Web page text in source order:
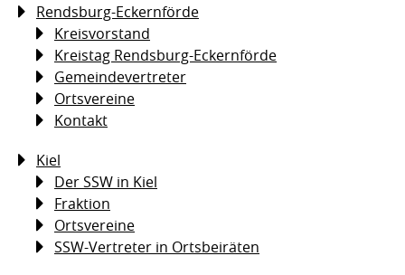
Rendsburg-Eckernförde
Kreisvorstand
Kreistag Rendsburg-Eckernförde
Gemeindevertreter
Ortsvereine
Kontakt
Kiel
Der SSW in Kiel
Fraktion
Ortsvereine
SSW-Vertreter in Ortsbeiräten